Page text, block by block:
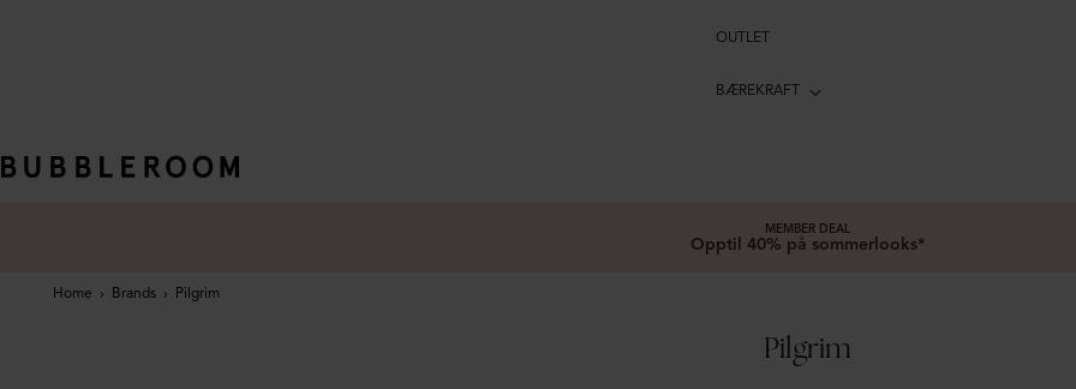
OUTLET
BÆREKRAFT
MEMBER DEAL
Opptil 40% på sommerlooks*
Home › Brands › Pilgrim
Pilgrim